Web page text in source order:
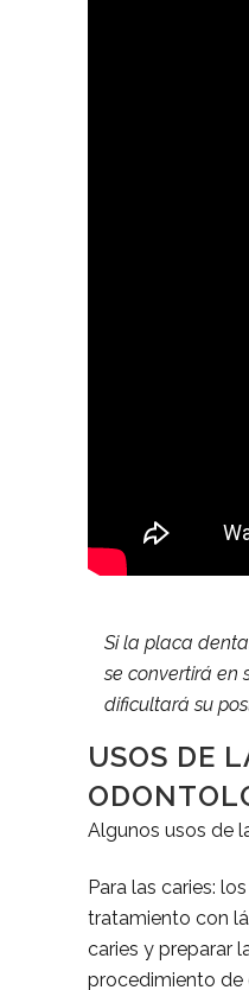
Si la placa
se convertirá en
dificultará su
USOS DE
Algunos usos de
Para las caries:
tratamiento con
caries y preparar
procedimiento de